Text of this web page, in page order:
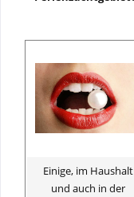
Einige, im Haushalt
und auch in der